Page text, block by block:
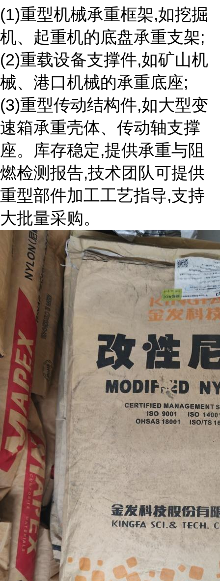
(1)重型机械承重框架,如挖掘
机、起重机的底盘承重支架;
(2)重载设备支撑件,如矿山机
械、港口机械的承重底座;
(3)重型传动结构件,如大型变
速箱承重壳体、传动轴支撑
座。库存稳定,提供承重与阻
燃检测报告,技术团队可提供
重型部件加工工艺指导,支持
大批量采购。